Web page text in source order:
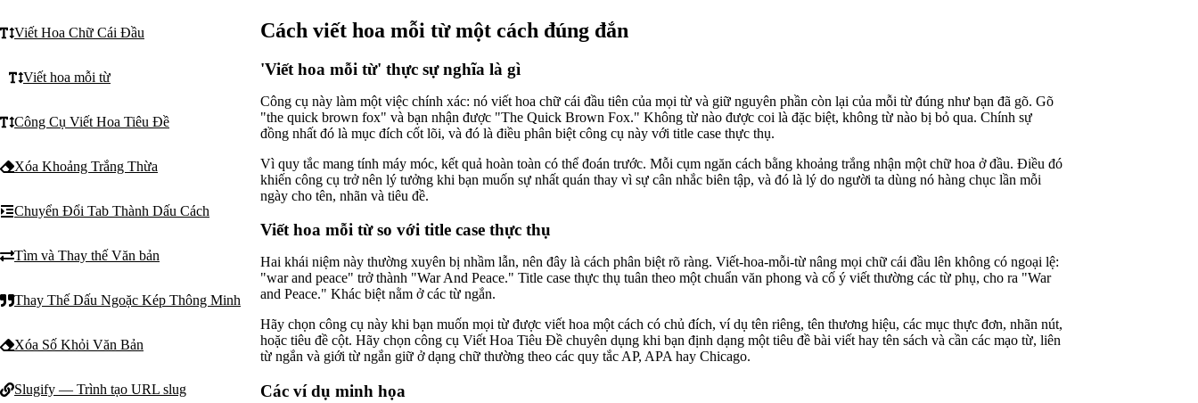
Viết Hoa Chữ Cái Đầu
Viết hoa mỗi từ
Công Cụ Viết Hoa Tiêu Đề
Xóa Khoảng Trắng Thừa
Chuyển Đổi Tab Thành Dấu Cách
Tìm và Thay thế Văn bản
Thay Thế Dấu Ngoặc Kép Thông Minh
Xóa Số Khỏi Văn Bản
Slugify — Trình tạo URL slug
Cách viết hoa mỗi từ một cách đúng đắn
'Viết hoa mỗi từ' thực sự nghĩa là gì
Công cụ này làm một việc chính xác: nó viết hoa chữ cái đầu tiên của mọi từ và giữ nguyên phần còn lại của mỗi từ đúng như bạn đã gõ. Gõ
"the quick brown fox" và bạn nhận được "The Quick Brown Fox." Không từ nào được coi là đặc biệt, không từ nào bị bỏ qua. Chính sự
đồng nhất đó là mục đích cốt lõi, và đó là điều phân biệt công cụ này với title case thực thụ.
Vì quy tắc mang tính máy móc, kết quả hoàn toàn có thể đoán trước. Mỗi cụm ngăn cách bằng khoảng trắng nhận một chữ hoa ở đầu. Điều đó
khiến công cụ trở nên lý tưởng khi bạn muốn sự nhất quán thay vì sự cân nhắc biên tập, và đó là lý do người ta dùng nó hàng chục lần mỗi
ngày cho tên, nhãn và tiêu đề.
Viết hoa mỗi từ so với title case thực thụ
Hai khái niệm này thường xuyên bị nhầm lẫn, nên đây là cách phân biệt rõ ràng. Viết-hoa-mỗi-từ nâng mọi chữ cái đầu lên không có ngoại lệ:
"war and peace" trở thành "War And Peace." Title case thực thụ tuân theo một chuẩn văn phong và cố ý viết thường các từ phụ, cho ra "War
and Peace." Khác biệt nằm ở các từ ngắn.
Hãy chọn công cụ này khi bạn muốn mọi từ được viết hoa một cách có chủ đích, ví dụ tên riêng, tên thương hiệu, các mục thực đơn, nhãn nút,
hoặc tiêu đề cột. Hãy chọn công cụ Viết Hoa Tiêu Đề chuyên dụng khi bạn định dạng một tiêu đề bài viết hay tên sách và cần các mạo từ, liên
từ ngắn và giới từ ngắn giữ ở dạng chữ thường theo các quy tắc AP, APA hay Chicago.
Các ví dụ minh họa